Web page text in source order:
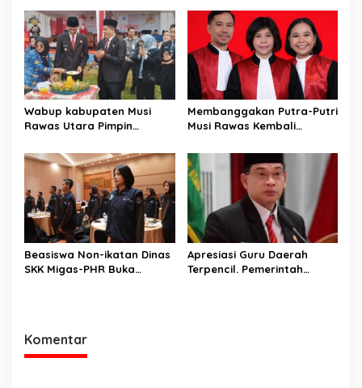
dan Perkuat Akses Warga
Jayaloka
Universitas Pamulang
Sosialisasikan Bahaya
Disinformasi AI dan Hate
Speech di SMK Ikhlas
Jawilan
Wabup kabupaten Musi
Rawas Utara Pimpin
Pentingnya Pendidikan
Berkualitas dan berakhlak
Membanggakan Putra-Putri
Musi Rawas Kembali
Dengan Tema Hukum Acara
Perdata
Beasiswa Non-ikatan Dinas
SKK Migas-PHR Buka
Apresiasi Guru Daerah
Terpencil. Pemerintah
Komentar